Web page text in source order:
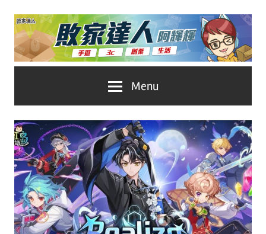
Skip
content
家
達
人
推
No.1
遊
戲
科
技
自
媒
體。
Menu